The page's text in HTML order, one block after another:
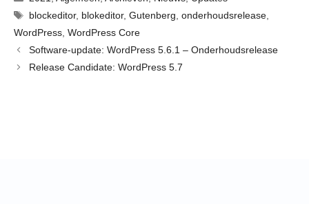
Tags
blockeditor, blokeditor,Gutenberg,onderhoudsrelease,
WordPress, WordPress Core
Software-update: WordPress 5.6.1 – Onderhoudsrelease
Release Candidate: WordPress 5.7